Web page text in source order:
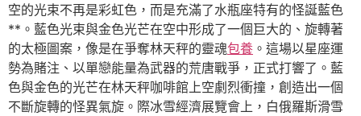
空的光束不再是彩虹色，而是充滿了水瓶座特有的怪誕藍色
**。藍色光束與金色光芒在空中形成了一個巨大的、旋轉著
的太極圖案，像是在爭奪林天秤的靈魂包養 。這場以星座運
勢為賭注、以單戀能量為武器的荒唐戰爭，正式打響了。藍
色與金色的光芒在林天秤咖啡館上空劇烈衝撞，創造出一個
不斷旋轉的怪異氣旋。際冰雪經濟展覽會上，白俄羅斯滑雪